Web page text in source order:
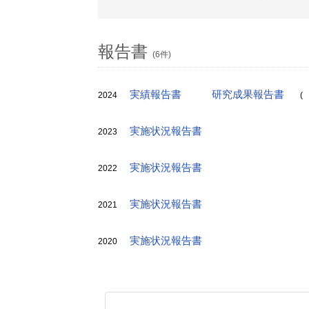
報告書 (6件)
2024 実績報告書 研究成果報告書 (
2023 実施状況報告書
2022 実施状況報告書
2021 実施状況報告書
2020 実施状況報告書